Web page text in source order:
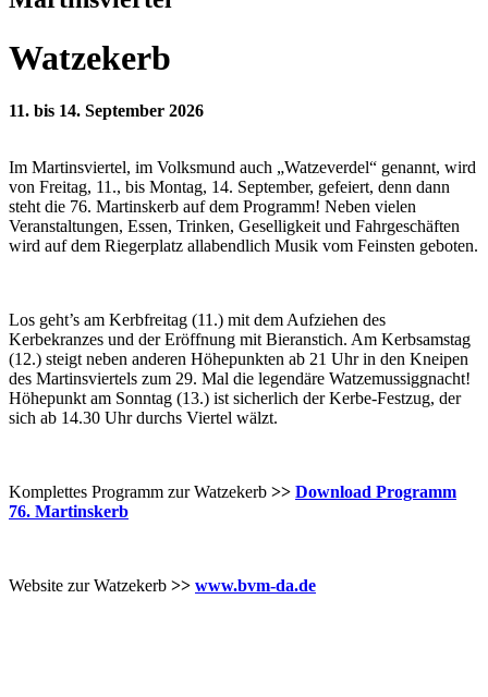
Watzekerb
11. bis 14. September 2026
Im Martinsviertel, im Volksmund auch „Watzeverdel“ genannt, wird
von Freitag, 11., bis Montag, 14. September, gefeiert, denn dann
steht die 76. Martinskerb auf dem Programm! Neben vielen
Veranstaltungen, Essen, Trinken, Geselligkeit und Fahrgeschäften
wird auf dem Riegerplatz allabendlich Musik vom Feinsten geboten.
Los geht’s am Kerbfreitag (11.) mit dem Aufziehen des
Kerbekranzes und der Eröffnung mit Bieranstich. Am Kerbsamstag
(12.) steigt neben anderen Höhepunkten ab 21 Uhr in den Kneipen
des Martinsviertels zum 29. Mal die legendäre Watzemussiggnacht!
Höhepunkt am Sonntag (13.) ist sicherlich der Kerbe-Festzug, der
sich ab 14.30 Uhr durchs Viertel wälzt.
Komplettes Programm zur Watzekerb >> Download Programm
76. Martinskerb
Website zur Watzekerb >> www.bvm-da.de